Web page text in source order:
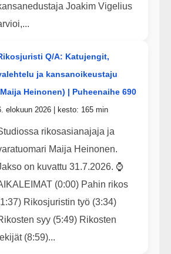
Joakim Vigelius
Q/A: Katujengit,
ja kansanoikeustaju
Heinonen) | Puheenaihe 690
elokuun 2026 | kesto: 165 min
rikosasianajaja ja
Maija Heinonen.
on kuvattu 31.7.2026. ⌚
(0:00) Pahin rikos
Rikosjuristin työ (3:34)
syy (5:49) Rikosten
(8:59)...